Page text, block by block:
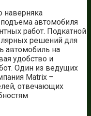
наверняка
автомобиля
работ. Подкатной
решений для
автомобиль на
удобство и
Один из ведущих
Matrix –
отвечающих